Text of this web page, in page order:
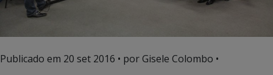
Publicado em 20 set 2016 • por Gisele Colombo •